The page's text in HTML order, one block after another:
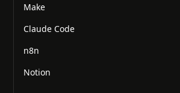
Make
Claude Code
n8n
Notion